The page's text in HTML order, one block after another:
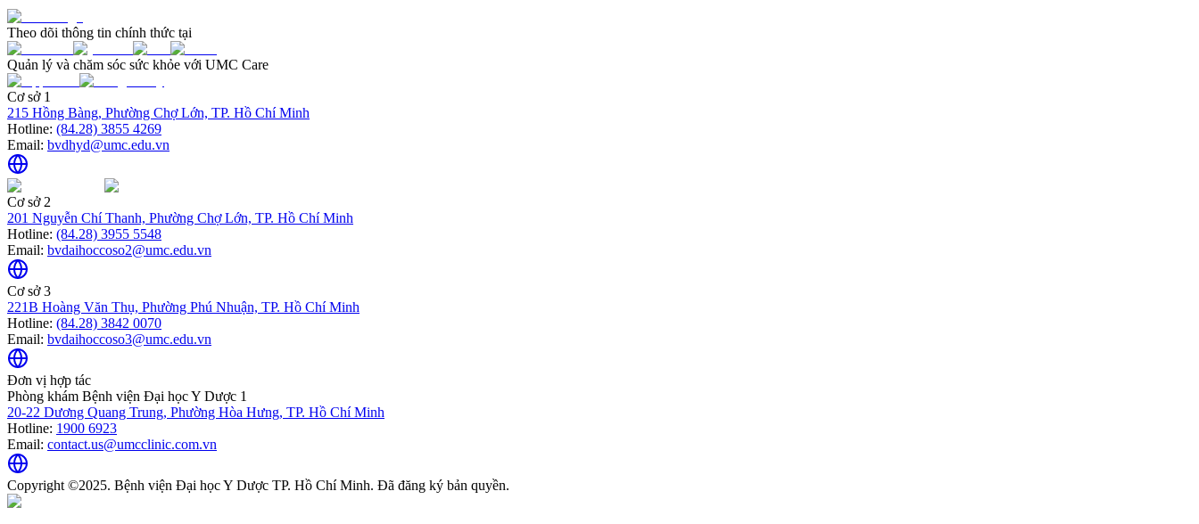
Theo dõi thông tin chính thức tại
Quản lý và chăm sóc sức khỏe với UMC Care
Cơ sở 1
215 Hồng Bàng, Phường Chợ Lớn, TP. Hồ Chí Minh
Hotline: (84.28) 3855 4269
Email: bvdhyd@umc.edu.vn
Cơ sở 2
201 Nguyễn Chí Thanh, Phường Chợ Lớn, TP. Hồ Chí Minh
Hotline: (84.28) 3955 5548
Email: bvdaihoccoso2@umc.edu.vn
Cơ sở 3
221B Hoàng Văn Thụ, Phường Phú Nhuận, TP. Hồ Chí Minh
Hotline: (84.28) 3842 0070
Email: bvdaihoccoso3@umc.edu.vn
Đơn vị hợp tác
Phòng khám Bệnh viện Đại học Y Dược 1
20-22 Dương Quang Trung, Phường Hòa Hưng, TP. Hồ Chí Minh
Hotline: 1900 6923
Email: contact.us@umcclinic.com.vn
Copyright ©2025. Bệnh viện Đại học Y Dược TP. Hồ Chí Minh. Đã đăng ký bản quyền.